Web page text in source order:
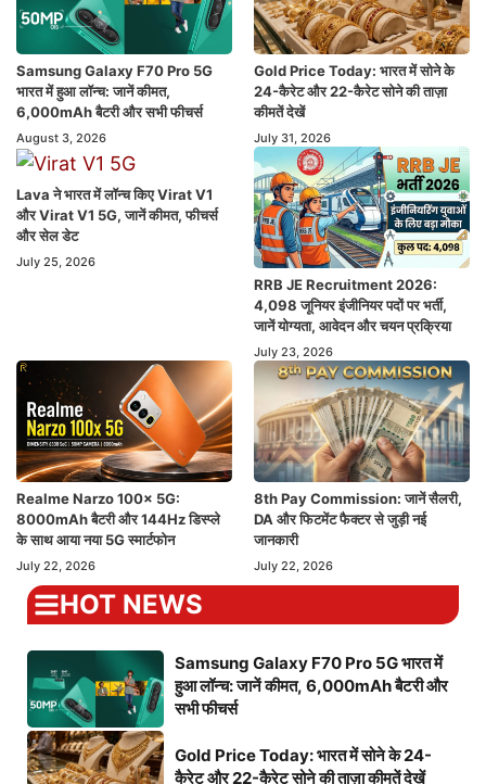
Samsung Galaxy F70 Pro 5G
भारत में हुआ लॉन्च: जानें कीमत,
6,000mAh बैटरी और सभी फीचर्स
August 3, 2026
Gold Price Today: भारत में सोने के
24-कैरेट और 22-कैरेट सोने की ताज़ा
कीमतें देखें
July 31, 2026
Lava ने भारत में लॉन्च किए Virat V1
और Virat V1 5G, जानें कीमत, फीचर्स
और सेल डेट
July 25, 2026
RRB JE Recruitment 2026:
4,098 जूनियर इंजीनियर पदों पर भर्ती,
जानें योग्यता, आवेदन और चयन प्रक्रिया
July 23, 2026
Realme Narzo 100x 5G:
8000mAh बैटरी और 144Hz डिस्प्ले
के साथ आया नया 5G स्मार्टफोन
July 22, 2026
8th Pay Commission: जानें सैलरी,
DA और फिटमेंट फैक्टर से जुड़ी नई
जानकारी
July 22, 2026
HOT NEWS
Samsung Galaxy F70 Pro 5G भारत में
हुआ लॉन्च: जानें कीमत, 6,000mAh बैटरी और
सभी फीचर्स
Gold Price Today: भारत में सोने के 24-
कैरेट और 22-कैरेट सोने की ताज़ा कीमतें देखें